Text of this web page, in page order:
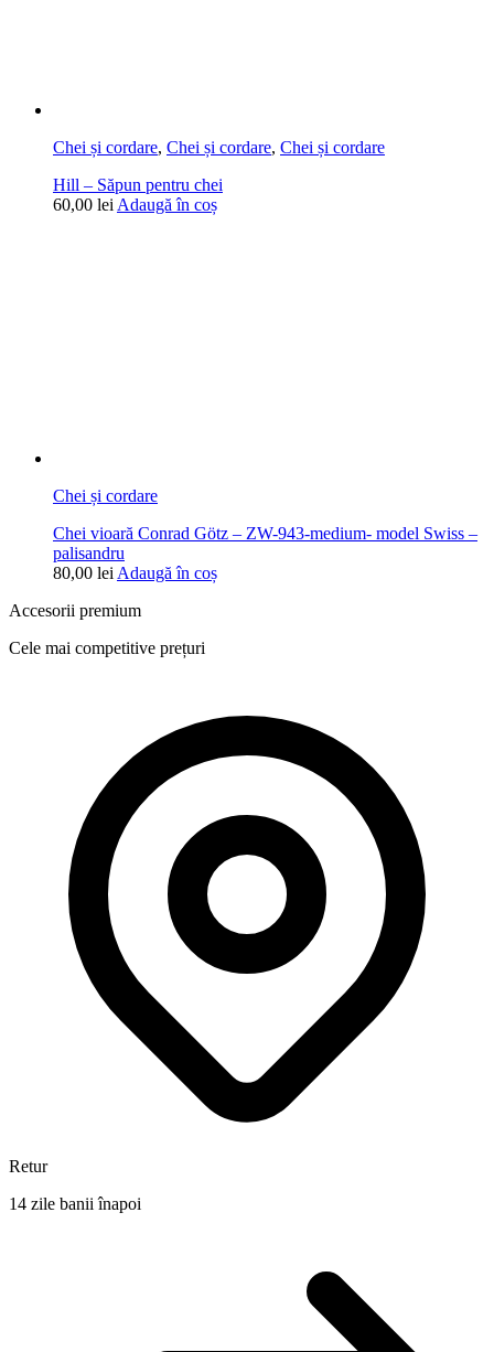
Chei și cordare, Chei și cordare, Chei și cordare
Hill – Săpun pentru chei
60,00 lei Adaugă în coș
Chei și cordare
Chei vioară Conrad Götz – ZW-943-medium- model Swiss –
palisandru
80,00 lei Adaugă în coș
Accesorii premium
Cele mai competitive prețuri
Retur
14 zile banii înapoi